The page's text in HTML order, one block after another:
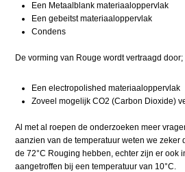
Een Metaalblank materiaaloppervlak
Een gebeitst materiaaloppervlak
Condens
De vorming van Rouge wordt vertraagd door;
Een electropolished materiaaloppervlak
Zoveel mogelijk CO2 (Carbon Dioxide)
Al met al roepen de onderzoeken meer
aanzien van de temperatuur weten we zeker
de 72°C Rouging hebben, echter zijn er ook
aangetroffen bij een temperatuur van 10°C.